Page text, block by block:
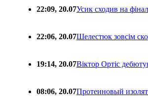
22:09, 20.07Усик сходив на
22:06, 20.07Шелестюк зовсім
19:14, 20.07Віктор Ортіс
08:06, 20.07Протеиновый